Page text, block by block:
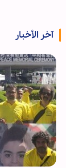
آخر الأخبار